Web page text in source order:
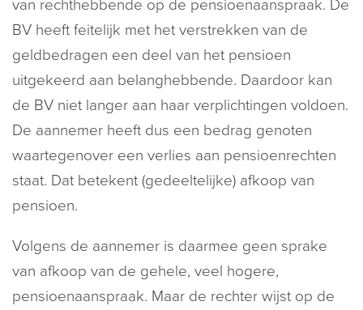
van rechthebbende op de pensioenaanspraak. De
BV heeft feitelijk met het verstrekken van de
geldbedragen een deel van het pensioen
uitgekeerd aan belanghebbende. Daardoor kan
de BV niet langer aan haar verplichtingen voldoen.
De aannemer heeft dus een bedrag genoten
waartegenover een verlies aan pensioenrechten
staat. Dat betekent (gedeeltelijke) afkoop van
pensioen.
Volgens de aannemer is daarmee geen sprake
van afkoop van de gehele, veel hogere,
pensioenaanspraak. Maar de rechter wijst op de